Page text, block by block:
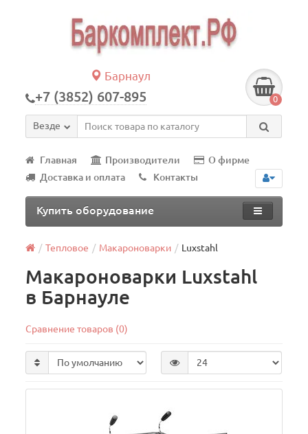
Барнаул
+7 (3852) 607-895 0
Везде
Главная Производители
О фирме
Доставка и оплата
Контакты
Купить оборудование
Тепловое Макароноварки Luxstahl
Макароноварки Luxstahl
в Барнауле
Сравнение товаров (0)